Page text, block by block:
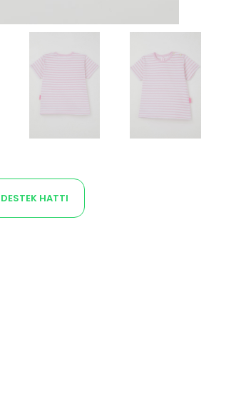
HATTI